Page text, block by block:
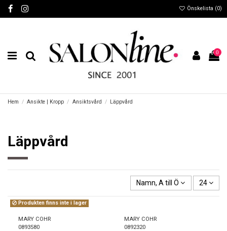
Önskelista (0)
0
Hem Ansikte | Kropp Ansiktsvård Läppvård
Läppvård
Namn, A till Ö 24
Produkten finns inte i lager
MARY COHR
0893580
MARY COHR
0892320